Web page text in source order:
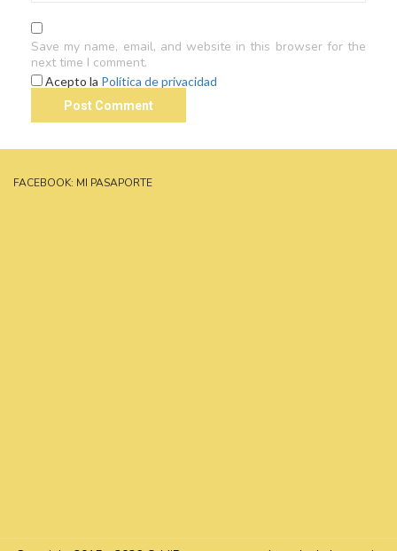
Save my name, email, and website in this browser for the
next time I comment.
Acepto la Política de privacidad
FACEBOOK: MI PASAPORTE